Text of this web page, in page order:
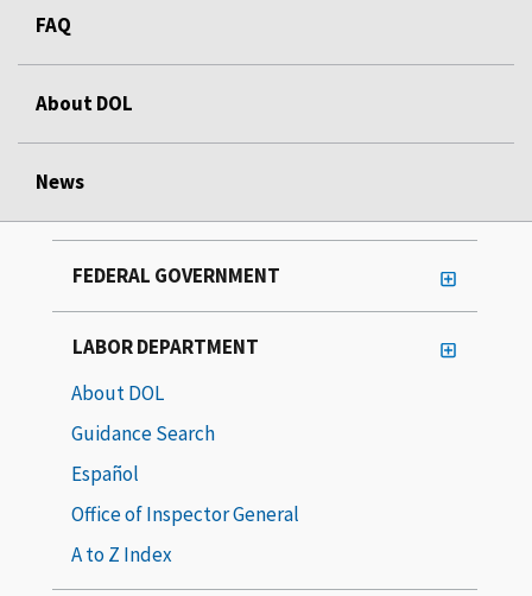
FAQ
About DOL
News
FEDERAL GOVERNMENT
LABOR DEPARTMENT
About DOL
Guidance Search
Español
Office of Inspector General
A to Z Index